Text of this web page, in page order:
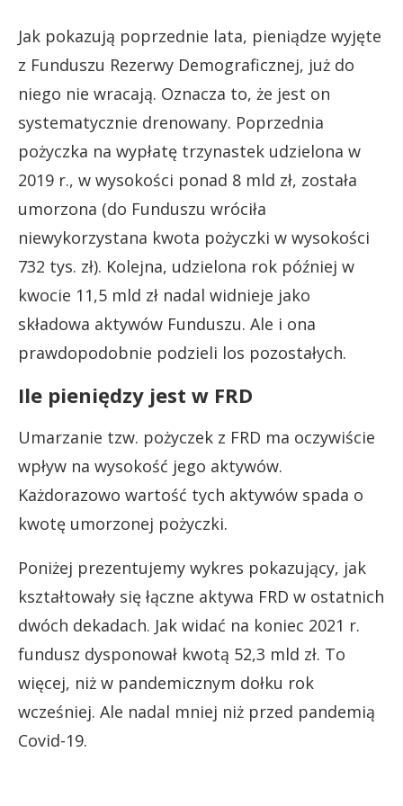
Jak pokazują poprzednie lata, pieniądze wyjęte
z Funduszu Rezerwy Demograficznej, już do
niego nie wracają. Oznacza to, że jest on
systematycznie drenowany. Poprzednia
pożyczka na wypłatę trzynastek udzielona w
2019 r., w wysokości ponad 8 mld zł, została
umorzona (do Funduszu wróciła
niewykorzystana kwota pożyczki w wysokości
732 tys. zł). Kolejna, udzielona rok później w
kwocie 11,5 mld zł nadal widnieje jako
składowa aktywów Funduszu. Ale i ona
prawdopodobnie podzieli los pozostałych.
Ile pieniędzy jest w FRD
Umarzanie tzw. pożyczek z FRD ma oczywiście
wpływ na wysokość jego aktywów.
Każdorazowo wartość tych aktywów spada o
kwotę umorzonej pożyczki.
Poniżej prezentujemy wykres pokazujący, jak
kształtowały się łączne aktywa FRD w ostatnich
dwóch dekadach. Jak widać na koniec 2021 r.
fundusz dysponował kwotą 52,3 mld zł. To
więcej, niż w pandemicznym dołku rok
wcześniej. Ale nadal mniej niż przed pandemią
Covid-19.